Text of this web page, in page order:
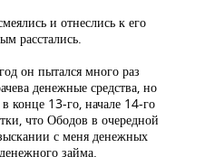
и отнеслись к его
расстались.
он пытался много раз
денежные средства, но
конце 13-го, начале 14-го
что Ободов в очередной
с меня денежных
займа.